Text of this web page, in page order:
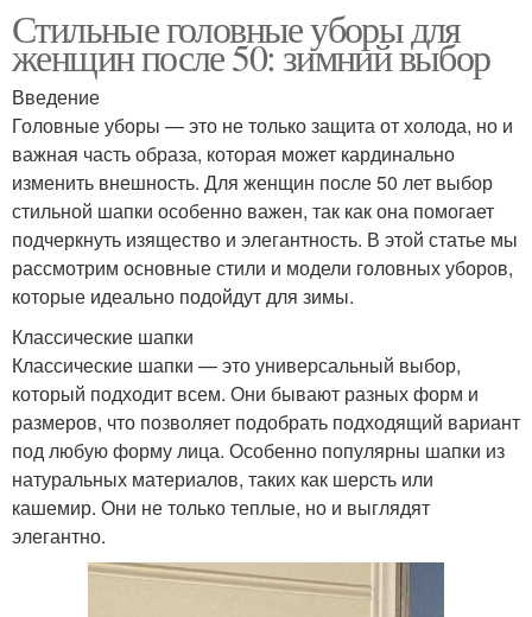
Стильные головные уборы для
женщин после 50: зимний выбор
Введение
Головные уборы — это не только защита от холода, но и
важная часть образа, которая может кардинально
изменить внешность. Для женщин после 50 лет выбор
стильной шапки особенно важен, так как она помогает
подчеркнуть изящество и элегантность. В этой статье мы
рассмотрим основные стили и модели головных уборов,
которые идеально подойдут для зимы.
Классические шапки
Классические шапки — это универсальный выбор,
который подходит всем. Они бывают разных форм и
размеров, что позволяет подобрать подходящий вариант
под любую форму лица. Особенно популярны шапки из
натуральных материалов, таких как шерсть или
кашемир. Они не только теплые, но и выглядят
элегантно.